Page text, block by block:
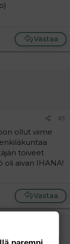
Vastaa
#3
ollut viime
toiveet
aivan IHANA!
Vastaa